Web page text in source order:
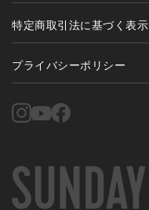
特定商取引法に基づく表示
プライバシーポリシー